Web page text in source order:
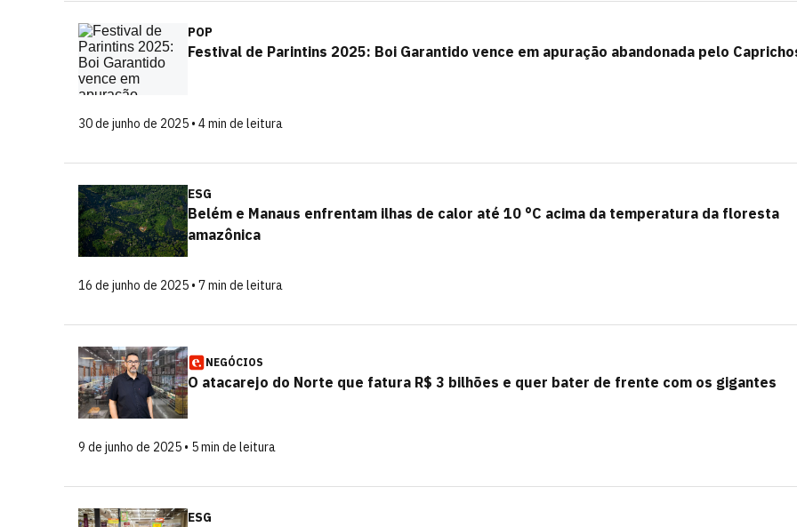
POP
Festival de Parintins 2025: Boi Garantido vence em apuração abandonada pelo
30 de junho de 2025 • 4 min de leitura
ESG
Belém e Manaus enfrentam ilhas de calor até 10 °C acima da temperatura da floresta
amazônica
16 de junho de 2025 • 7 min de leitura
NEGÓCIOS
O atacarejo do Norte que fatura R$ 3 bilhões e quer bater de frente com os gigantes
9 de junho de 2025 • 5 min de leitura
ESG